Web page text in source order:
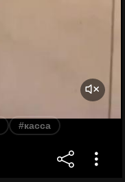
#касса